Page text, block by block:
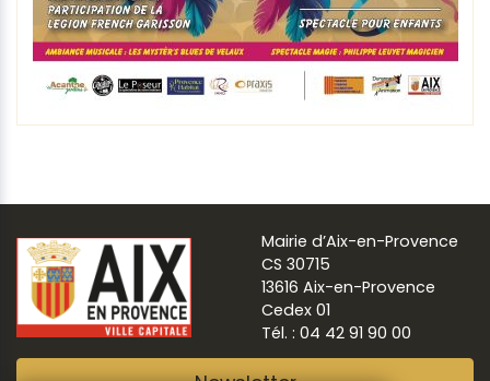
Mairie d’Aix-en-Provence
CS 30715
13616 Aix-en-Provence
Cedex 01
Tél. : 04 42 91 90 00